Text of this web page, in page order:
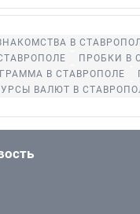
В
ПРОБКИ В
В СТАВРОПОЛЕ
ВАЛЮТ В